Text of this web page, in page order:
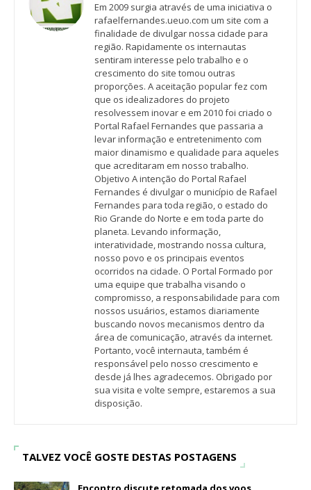
Em 2009 surgia através de uma iniciativa o
rafaelfernandes.ueuo.com um site com a
finalidade de divulgar nossa cidade para
região. Rapidamente os internautas
sentiram interesse pelo trabalho e o
crescimento do site tomou outras
proporções. A aceitação popular fez com
que os idealizadores do projeto
resolvessem inovar e em 2010 foi criado o
Portal Rafael Fernandes que passaria a
levar informação e entretenimento com
maior dinamismo e qualidade para aqueles
que acreditaram em nosso trabalho.
Objetivo A intenção do Portal Rafael
Fernandes é divulgar o município de Rafael
Fernandes para toda região, o estado do
Rio Grande do Norte e em toda parte do
planeta. Levando informação,
interatividade, mostrando nossa cultura,
nosso povo e os principais eventos
ocorridos na cidade. O Portal Formado por
uma equipe que trabalha visando o
compromisso, a responsabilidade para com
nossos usuários, estamos diariamente
buscando novos mecanismos dentro da
área de comunicação, através da internet.
Portanto, você internauta, também é
responsável pelo nosso crescimento e
desde já lhes agradecemos. Obrigado por
sua visita e volte sempre, estaremos a sua
disposição.
TALVEZ VOCÊ GOSTE DESTAS POSTAGENS